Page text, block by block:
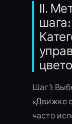
II.
шага:
Шаг 1:
«Движке
часто